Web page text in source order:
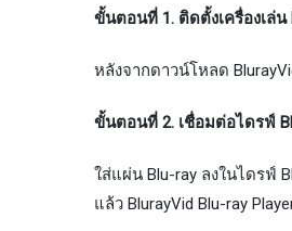
ขั้นตอนที่ 1. ติดตั้งเครื่องเล่น
หลังจากดาวน์โหลด
ขั้นตอนที่ 2. เชื่อมต่อไดรฟ์
ใส่แผ่น Blu-ray ลงในไดรฟ์
แล้ว BlurayVid Blu-ray